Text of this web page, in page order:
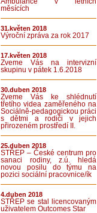
měsících
31.květen 2018
Výroční zpráva za rok 2017
17.květen 2018
Zveme Vás na intervizní
skupinu v pátek 1.6.2018
30.duben 2018
Zveme Vás ke shlédnutí
třetího videa zaměřeného na
Sociálně-pedagogickou práci
s dětmi a rodiči v jejich
přirozeném prostředí II.
25.duben 2018
STŘEP – České centrum pro
sanaci rodiny, z.ú. hledá
novou posilu do týmu na
pozici sociální pracovnice/ík
4.duben 2018
STŘEP se stal licencovaným
uživatelem Outcomes Star